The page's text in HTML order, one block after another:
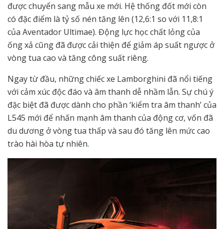
được chuyển sang mẫu xe mới. Hệ thống đốt mới còn
có đặc điểm là tỷ số nén tăng lên (12,6:1 so với 11,8:1
của Aventador Ultimae). Động lực học chất lỏng của
ống xả cũng đã được cải thiện để giảm áp suất ngược ở
vòng tua cao và tăng công suất riêng.
Ngay từ đầu, những chiếc xe Lamborghini đã nổi tiếng
với cảm xúc độc đáo và âm thanh dễ nhầm lẫn. Sự chú ý
đặc biệt đã được dành cho phần ‘kiểm tra âm thanh’ của
L545 mới để nhấn mạnh âm thanh của động cơ, vốn đã
du dương ở vòng tua thấp và sau đó tăng lên mức cao
trào hài hòa tự nhiên.